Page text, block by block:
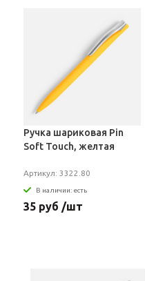
Ручка шариковая Pin
Soft Touch, желтая
Артикул: 3322.80
В наличии: есть
35 руб /шт